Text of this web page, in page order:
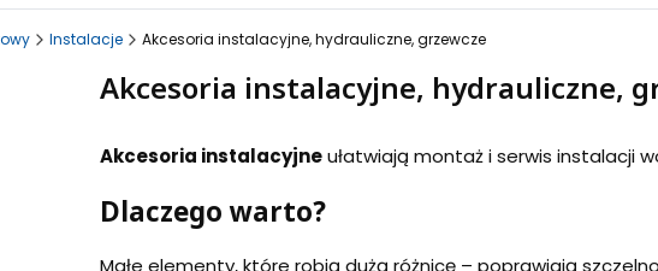
Instalacje Akcesoria instalacyjne, hydrauliczne, grzewcze
Akcesoria instalacyjne, hydrauliczne,
Akcesoria instalacyjneułatwiają montaż i serwis instalacji
Dlaczego warto?